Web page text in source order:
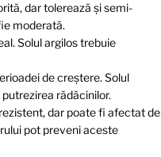
dar tolerează și semi-
moderată.
Solul argilos trebuie
de creștere. Solul
rădăcinilor.
dar poate fi afectat de
pot preveni aceste